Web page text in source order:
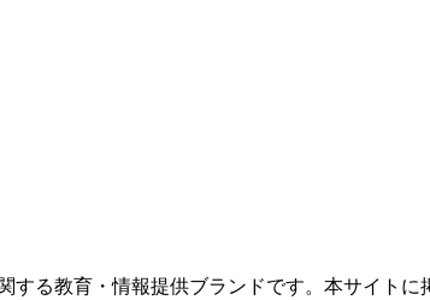
る教育・情報提供ブランドです。本サイト